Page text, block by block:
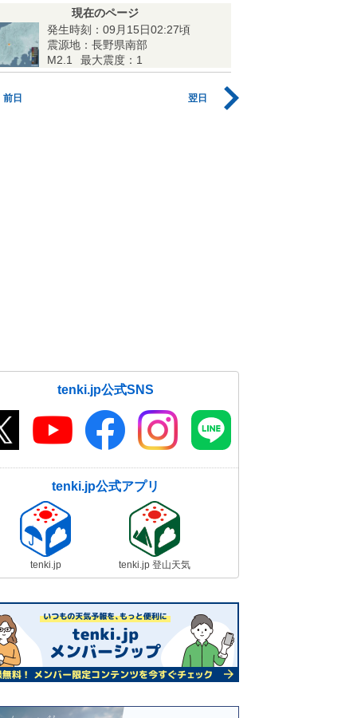
現在のページ
発生時刻：09月15日02:27頃
震源地：長野県南部
M2.1
最大震度：1
前日 翌日
tenki.jp公式SNS
tenki.jp公式アプリ
tenki.jp tenki.jp 登山天気